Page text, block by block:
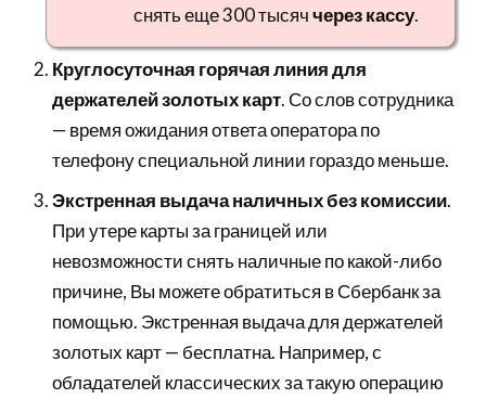
снять еще 300 тысяччерез кассу.
Круглосуточная горячая линия для
держателей золотых карт. Со слов сотрудника
— время ожидания ответа оператора по
телефону специальной линии гораздо меньше.
Экстренная выдача наличных без комиссии.
При утере карты за границей или
невозможности снять наличные по какой-либо
причине, Вы можете обратиться в Сбербанк за
помощью. Экстренная выдача для держателей
золотых карт — бесплатна. Например, с
обладателей классических за такую операцию